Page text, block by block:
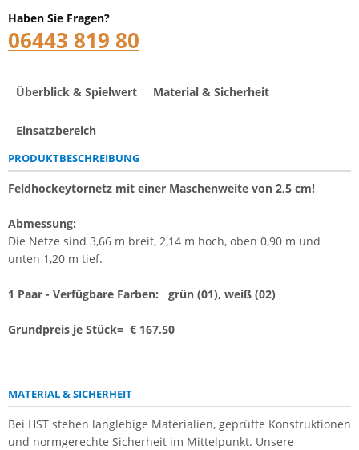
Haben Sie Fragen?
06443 819 80
Überblick & Spielwert Material & Sicherheit
Einsatzbereich
PRODUKTBESCHREIBUNG
Feldhockeytornetz mit einer Maschenweite von 2,5 cm!
Abmessung:
Die Netze sind 3,66 m breit, 2,14 m hoch, oben 0,90 m und
unten 1,20 m tief.
1 Paar - Verfügbare Farben: grün (01), weiß (02)
Grundpreis je Stück= € 167,50
MATERIAL & SICHERHEIT
Bei HST stehen langlebige Materialien, geprüfte Konstruktionen
und normgerechte Sicherheit im Mittelpunkt. Unsere